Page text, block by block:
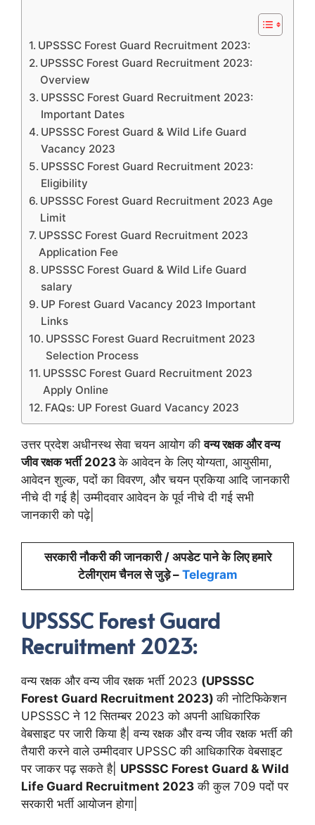
UPSSSC Forest Guard Recruitment 2023:
UPSSSC Forest Guard Recruitment 2023:
Overview
UPSSSC Forest Guard Recruitment 2023:
Important Dates
UPSSSC Forest Guard & Wild Life Guard
Vacancy 2023
UPSSSC Forest Guard Recruitment 2023:
Eligibility
UPSSSC Forest Guard Recruitment 2023 Age
Limit
UPSSSC Forest Guard Recruitment 2023
Application Fee
UPSSSC Forest Guard & Wild Life Guard
salary
UP Forest Guard Vacancy 2023 Important
Links
UPSSSC Forest Guard Recruitment 2023
Selection Process
UPSSSC Forest Guard Recruitment 2023
Apply Online
FAQs: UP Forest Guard Vacancy 2023
उत्तर प्रदेश अधीनस्थ सेवा चयन आयोग कीवन्य रक्षक और वन्य
जीव रक्षक भर्ती 2023के आवेदन के लिए योग्यता, आयुसीमा,
आवेदन शुल्क, पदों का विवरण, और चयन प्रकिया आदि जानकारी
नीचे दी गई है| उम्मीदवार आवेदन के पूर्व नीचे दी गई सभी
जानकारी को पढ़े|
सरकारी नौकरी की जानकारी / अपडेट पाने के लिए हमारे
टेलीग्राम चैनल से जुड़े – Telegram
UPSSSC Forest Guard
Recruitment 2023:
वन्य रक्षक और वन्य जीव रक्षक भर्ती 2023 (UPSSSC
Forest Guard Recruitment 2023)की नोटिफिकेशन
UPSSSC ने 12 सितम्बर 2023 को अपनी आधिकारिक
वेबसाइट पर जारी किया है| वन्य रक्षक और वन्य जीव रक्षक भर्ती की
तैयारी करने वाले उम्मीदवार UPSSC की आधिकारिक वेबसाइट
पर जाकर पढ़ सकते है| UPSSSC Forest Guard & Wild
Life Guard Recruitment 2023 की कुल 709 पदों पर
सरकारी भर्ती आयोजन होगा|